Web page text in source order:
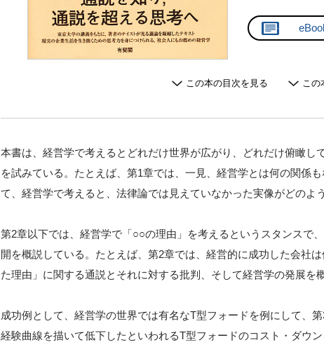
この本の目次を見る この
本書は、経営学で考えるとどれだけ世界が広がり、どれだけ俯瞰し
を試みている。たとえば、第1章では、一見、経営学とは何の関係
て、経営学で考えると、法律論では見えていなかった実像がどのよ
第2章以下では、経営学で「○○の理由」を考えるというスタンスで
開を概説している。たとえば、第2章では、経営的に成功した会社
た理由」に関する通説とそれに対する批判、そして経営学の発展を
成功例として、経営学の世界では有名なT型フォードを例にして、
経験曲線を描いて低下したといわれるT型フォードのコスト・ダウ